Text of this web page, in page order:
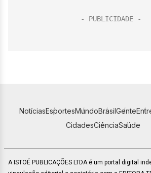
NotíciasEsportesMundoBrasilGente
CidadesCiênciaSaúde
A ISTOÉ PUBLICAÇÕES LTDA é um portal digital